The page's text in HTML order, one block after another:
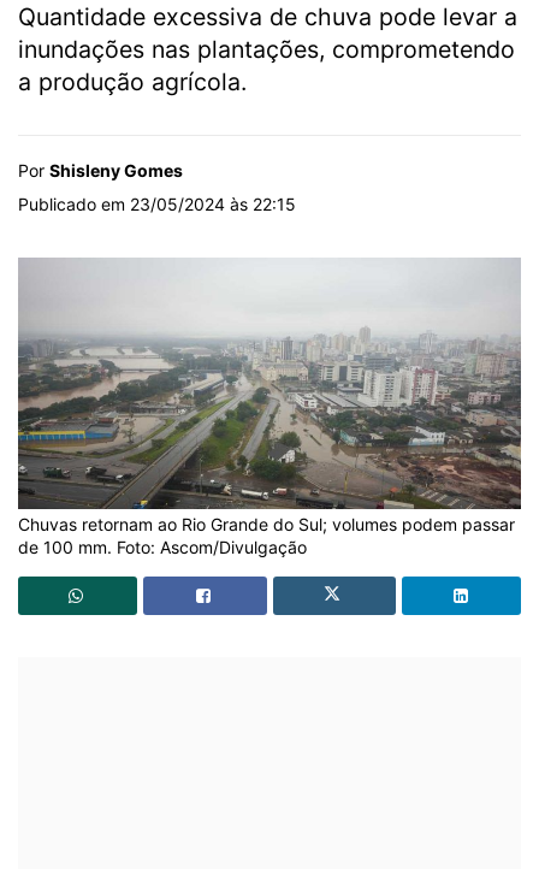
Quantidade excessiva de chuva pode levar a
inundações nas plantações, comprometendo
a produção agrícola.
Por Shisleny Gomes
Publicado em 23/05/2024 às 22:15
Chuvas retornam ao Rio Grande do Sul; volumes podem passar
de 100 mm. Foto: Ascom/Divulgação